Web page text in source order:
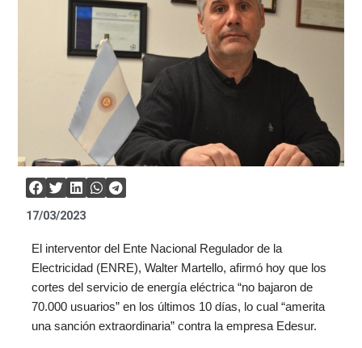
17/03/2023
El interventor del Ente Nacional Regulador de la
Electricidad (ENRE), Walter Martello, afirmó hoy que los
cortes del servicio de energía eléctrica “no bajaron de
70.000 usuarios” en los últimos 10 días, lo cual “amerita
una sanción extraordinaria” contra la empresa Edesur.